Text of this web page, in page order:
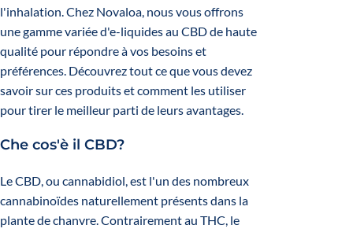
l'inhalation. Chez Novaloa, nous vous offrons
une gamme variée d'e-liquides au CBD de haute
qualité pour répondre à vos besoins et
préférences. Découvrez tout ce que vous devez
savoir sur ces produits et comment les utiliser
pour tirer le meilleur parti de leurs avantages.
Che cos'è il CBD?
Le CBD, ou cannabidiol, est l'un des nombreux
cannabinoïdes naturellement présents dans la
plante de chanvre. Contrairement au THC, le